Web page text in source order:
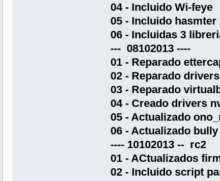
04 - Incluido Wi-feye
05 - Incluido
06 - Incluidas 3
--- 08102013 ----
01 - Reparado
02 - Reparado
03 - Reparado
04 - Creado drivers
05 - Actualizado
06 - Actualizado
---- 10102013 -- rc2
01 - ACtualizados
02 - Incluido script